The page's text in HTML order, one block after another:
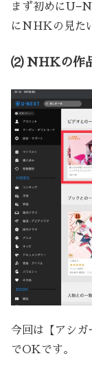
まず初めに
にNHKの見た
⑵ NHKの作
今回は【アシガ
でOKです。